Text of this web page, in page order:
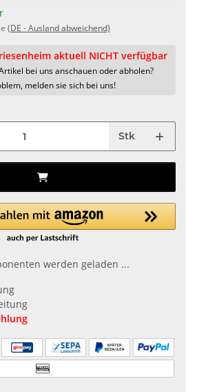
(DE - Ausland abweichend)
aktuell NICHT verfügbar
bei uns anschauen oder abholen?
melden sie sich bei uns!
Stk
werden geladen ...